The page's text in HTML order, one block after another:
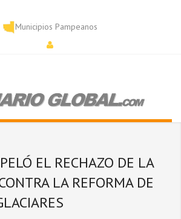
Municipios Pampeanos
EL RECHAZO DE LA
LA REFORMA DE